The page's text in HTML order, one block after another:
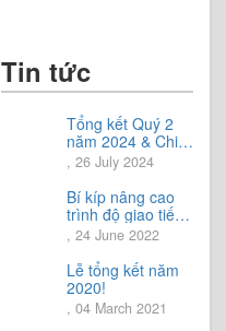
Tin tức
Tổng kết Quý 2
năm 2024 & Chia
sẻ định hướng
Quý 3 năm 2024
, 26 July 2024
Bí kíp nâng cao
trình độ giao tiếp
tiếng Nhật.
, 24 June 2022
Lễ tổng kết năm
2020!
, 04 March 2021